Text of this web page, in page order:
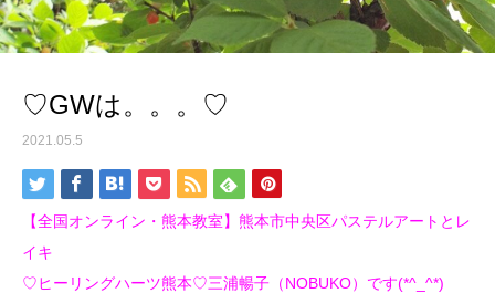
♡GWは。。。♡
2021.05.5
【全国オンライン・熊本教室】熊本市中央区パステルアートとレ
イキ
♡ヒーリングハーツ熊本♡三浦暢子（NOBUKO）です(*^_^*)